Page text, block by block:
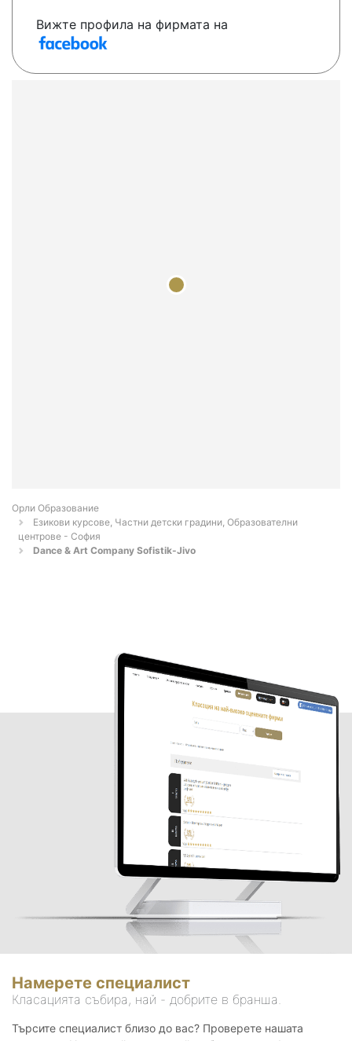
Вижте профила на фирмата на
Орли Образование
Езикови курсове, Частни детски градини, Образователни
центрове - София
Dance & Art Company Sofistik-Jivo
Намерете специалист
Класацията събира, най - добрите в бранша.
Търсите специалист близо до вас? Проверете нашата